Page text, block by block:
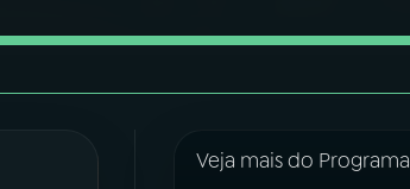
Veja mais do Programa